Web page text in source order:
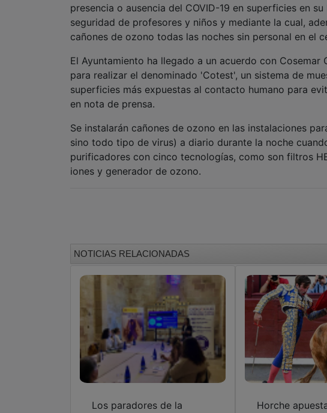
presencia o ausencia del COVID-19 en superficies en
seguridad de profesores y niños y mediante la cual,
cañones de ozono todas las noches sin personal en el
El Ayuntamiento ha llegado a un acuerdo con
para realizar el denominado 'Cotest', un sistema de
superficies más expuestas al contacto humano para
en nota de prensa.
Se instalarán cañones de ozono en las instalaciones
sino todo tipo de virus) a diario durante la noche
purificadores con cinco tecnologías, como son filtros
iones y generador de ozono.
NOTICIAS RELACIONADAS
Los paradores de la
Horche